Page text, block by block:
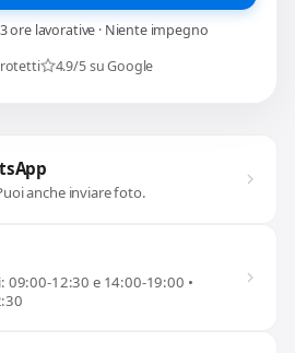
ore lavorative · Niente impegno
4.9/5 su Google
anche inviare foto.
09:00-12:30 e 14:00-19:00 •